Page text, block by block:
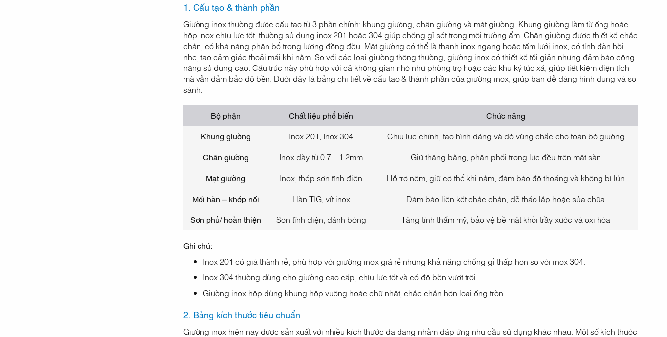
1. Cấu tạo & thành phần
Giường inox thường được cấu tạo từ 3 phần chính: khung giường, chân giường và mặt giường. Khung giường làm từ ống hoặc
hộp inox chịu lực tốt, thường sử dụng inox 201 hoặc 304 giúp chống gỉ sét trong môi trường ẩm. Chân giường được thiết kế chắc
chắn, có khả năng phân bổ trọng lượng đồng đều. Mặt giường có thể là thanh inox ngang hoặc tấm lưới inox, có tính đàn hồi
nhẹ, tạo cảm giác thoải mái khi nằm. So với các loại giường thông thường, giường inox có thiết kế tối giản nhưng đảm bảo công
năng sử dụng cao. Cấu trúc này phù hợp với cả không gian nhỏ như phòng trọ hoặc các khu ký túc xá, giúp tiết kiệm diện tích
mà vẫn đảm bảo độ bền. Dưới đây là bảng chi tiết về cấu tạo & thành phần của giường inox, giúp bạn dễ dàng hình dung và so
sánh:
Bộ phận Chất liệu phổ biến
Chức năng
Khung giường
Inox 201, Inox 304
Chịu lực chính, tạo hình dáng và độ vững chắc cho toàn bộ giường
Chân giường
Inox dày từ 0.7 – 1.2mm
Giữ thăng bằng, phân phối trọng lực đều trên mặt sàn
Mặt giường
Inox, thép sơn tĩnh điện
Hỗ trợ nệm, giữ cơ thể khi nằm, đảm bảo độ thoáng và không bị lún
Mối hàn – khớp nối
Hàn TIG, vít inox
Đảm bảo liên kết chắc chắn, dễ tháo lắp hoặc sửa chữa
Sơn phủ/ hoàn thiện
Sơn tĩnh điện, đánh bóng Tăng tính thẩm mỹ, bảo vệ bề mặt khỏi trầy xước và oxi hóa
Ghi chú:
Inox 201 có giá thành rẻ, phù hợp với giường inox giá rẻ nhưng khả năng chống gỉ thấp hơn so với inox 304.
Inox 304 thường dùng cho giường cao cấp, chịu lực tốt và có độ bền vượt trội.
Giường inox hộp dùng khung hộp vuông hoặc chữ nhật, chắc chắn hơn loại ống tròn.
2. Bảng kích thước tiêu chuẩn
Giường inox hiện nay được sản xuất với nhiều kích thước đa dạng nhằm đáp ứng nhu cầu sử dụng khác nhau. Một số kích thước